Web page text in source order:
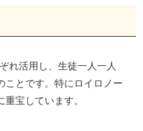
れ活用し、生徒一人一人
ことです。特にロイロノー
宝しています。